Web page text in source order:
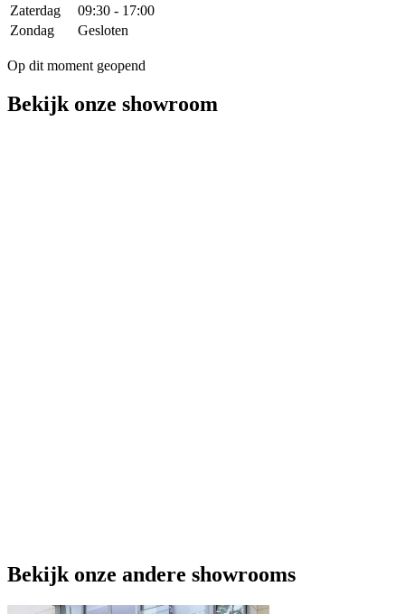
Zaterdag
09:30 - 17:00
Zondag
Gesloten
Op dit moment geopend
Bekijk onze showroom
Bekijk onze andere showrooms